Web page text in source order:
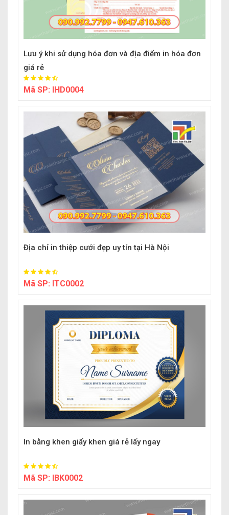
Lưu ý khi sử dụng hóa đơn và địa điểm in hóa đơn
giá rẻ
Mã SP: IHD0004
Địa chỉ in thiệp cưới đẹp uy tín tại Hà Nội
Mã SP: ITC0002
In bằng khen giấy khen giá rẻ lấy ngay
Mã SP: IBK0002